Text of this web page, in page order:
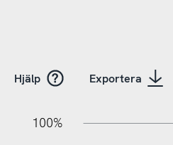
Hjälp Exportera
100%